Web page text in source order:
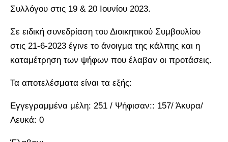
Συλλόγου στις 19 & 20 Ιουνίου 2023.
Σε ειδική συνεδρίαση του Διοικητικού Συμβουλίου
στις 21-6-2023 έγινε το άνοιγμα της κάλπης και η
καταμέτρηση των ψήφων που έλαβαν οι προτάσεις.
Τα αποτελέσματα είναι τα εξής:
Εγγεγραμμένα μέλη: 251 / Ψήφισαν:: 157/ Άκυρα/
Λευκά: 0